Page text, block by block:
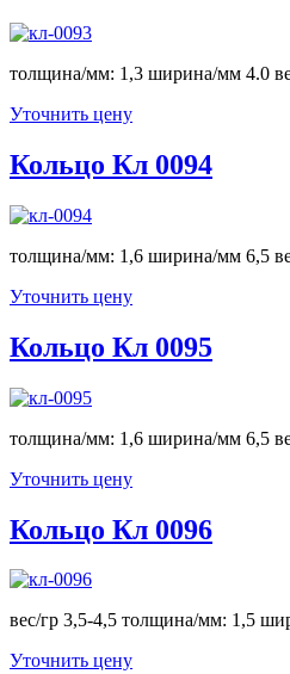
толщина/мм: 1,3 ширина/мм 4.0
Уточнить цену
Кольцо Кл 0094
толщина/мм: 1,6 ширина/мм 6,5
Уточнить цену
Кольцо Кл 0095
толщина/мм: 1,6 ширина/мм 6,5
Уточнить цену
Кольцо Кл 0096
вес/гр 3,5-4,5 толщина/мм: 1,5
Уточнить цену